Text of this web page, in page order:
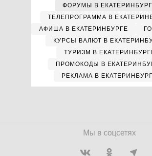
ФОРУМЫ В
ТЕЛЕПРОГРАММА В
АФИША В ЕКАТЕРИНБУРГЕ
КУРСЫ ВАЛЮТ В
ТУРИЗМ В
ПРОМОКОДЫ В
РЕКЛАМА В
Мы в соцсетях